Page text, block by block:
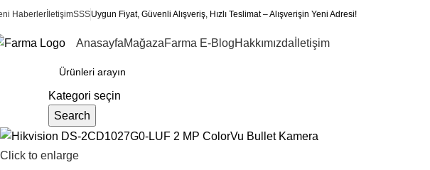
Haberler İletişimSSSUygun Fiyat, Güvenli Alışveriş, Hızlı Teslimat – Alışverişin Yeni Adresi!
AnasayfaMağazaFarma E-BlogHakkımızda İletişim
Kategori seçin
Search
Click to enlarge